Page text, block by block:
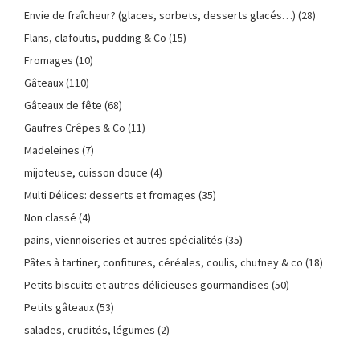
Envie de fraîcheur? (glaces, sorbets, desserts glacés…) (28)
Flans, clafoutis, pudding & Co (15)
Fromages (10)
Gâteaux(110)
Gâteaux de fête (68)
Gaufres Crêpes & Co (11)
Madeleines (7)
mijoteuse, cuisson douce (4)
Multi Délices: desserts et fromages (35)
Non classé (4)
pains, viennoiseries et autres spécialités (35)
Pâtes à tartiner, confitures, céréales, coulis, chutney & co (18)
Petits biscuits et autres délicieuses gourmandises (50)
Petits gâteaux(53)
salades, crudités, légumes (2)